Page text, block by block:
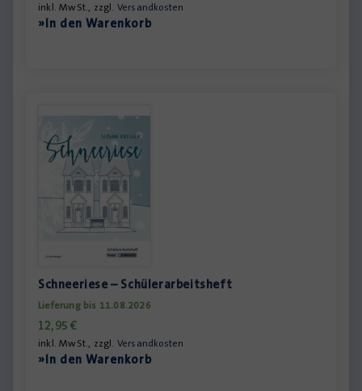
inkl. MwSt., zzgl. Versandkosten
»In den Warenkorb
Schneeriese – Schülerarbeitsheft
Lieferung bis 11.08.2026
12,95€
inkl. MwSt., zzgl. Versandkosten
»In den Warenkorb